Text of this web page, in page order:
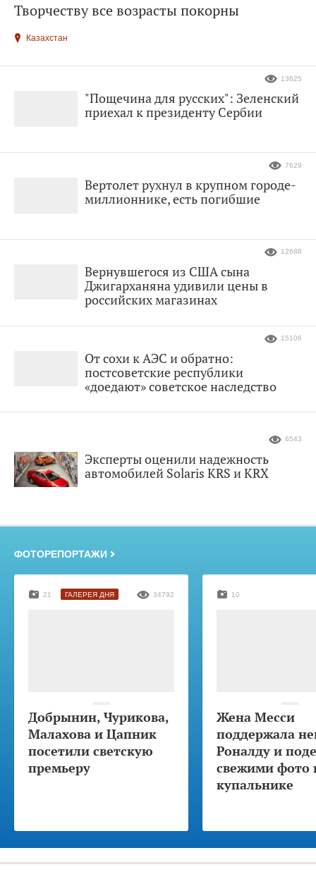
Творчеству все возрасты покорны
Казахстан
"Пощечина для русских": Зеленский
приехал к президенту Сербии
13625
Вертолет рухнул в крупном городе-
миллионнике, есть погибшие
7629
Вернувшегося из США сына
Джигарханяна удивили цены в
российских магазинах
12688
От сохи к АЭС и обратно:
постсоветские республики
«доедают» советское наследство
15106
Эксперты оценили надежность
автомобилей Solaris KRS и KRX
6543
ФОТОРЕПОРТАЖИ
Добрынин, Чурикова,
Малахова и Цапник
посетили светскую
премьеру
21 ГАЛЕРЕЯ ДНЯ 34792
Жена Месси
поддержала
Роналду и
свежими фото
купальнике
10